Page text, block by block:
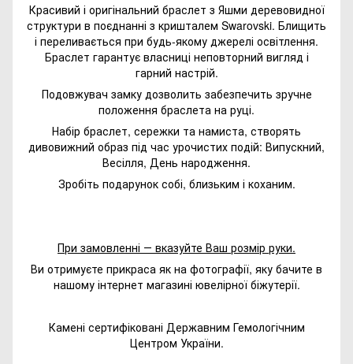
Красивий і оригінальний браслет з Яшми деревовидної
структури в поєднанні з кришталем Swarovski. Блищить
і переливається при будь-якому джерелі освітлення.
Браслет гарантує власниці неповторний вигляд і
гарний настрій.
Подовжувач замку дозволить забезпечить зручне
положення браслета на руці.
Набір браслет, сережки та намиста, створять
дивовижний образ під час урочистих подій: Випускний,
Весілля, День народження.
Зробіть подарунок собі, близьким і коханим.
При замовленні ― вказуйте Ваш розмір руки.
Ви отримуєте прикраса як на фотографії, яку бачите в
нашому інтернет магазині ювелірної біжутерії.
Камені сертифіковані Державним Гемологічним
Центром України.